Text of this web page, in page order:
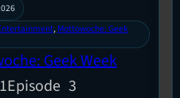
, Mottowoche: Geek
Geek Week
1Episode 3